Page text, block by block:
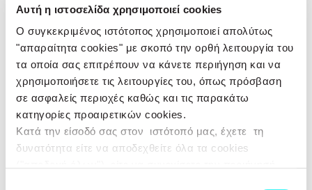
Αυτή η ιστοσελίδα χρησιμοποιεί cookies
Ο συγκεκριμένος ιστότοπος χρησιμοποιεί απολύτως
"απαραίτητα cookies" με σκοπό την ορθή λειτουργία του
τα οποία σας επιτρέπουν να κάνετε περιήγηση και να
χρησιμοποιήσετε τις λειτουργίες του, όπως πρόσβαση
σε ασφαλείς περιοχές καθώς και τις παρακάτω
κατηγορίες προαιρετικών cookies.
Κατά την είσοδό σας στον ιστότοπό μας, έχετε τη
δυνατότητα είτε να αποδεχθείτε όλα τα cookies
ΕΛΛΗΝΙΚΗ
SPIDER
PROTERGIA ΘΕΡΜΟΗΛΕΚΤΡΙΚΗ ΑΓΙΟΥ ΝΙΚΟΛΑΟΥ Α.Ε.
ΑΝΕΜΟΔΡΑΣΗ
ΑΝΕΜΟΡΑΧΗ